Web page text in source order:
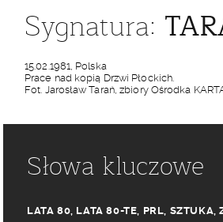
Sygnatura:
15.02.1981, Polska
Prace nad kopią Drzwi Płockich.
Fot. Jarosław Tarań, zbiory Ośrodka
Słowa kluczowe
LATA 80, LATA 80-TE, PRL, SZTUKA,